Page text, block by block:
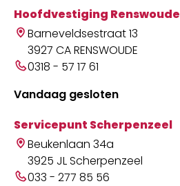
Hoofdvestiging Renswoude
Barneveldsestraat 13
3927 CA RENSWOUDE
0318 - 57 17 61
Vandaag gesloten
Servicepunt Scherpenzeel
Beukenlaan 34a
3925 JL Scherpenzeel
033 - 277 85 56